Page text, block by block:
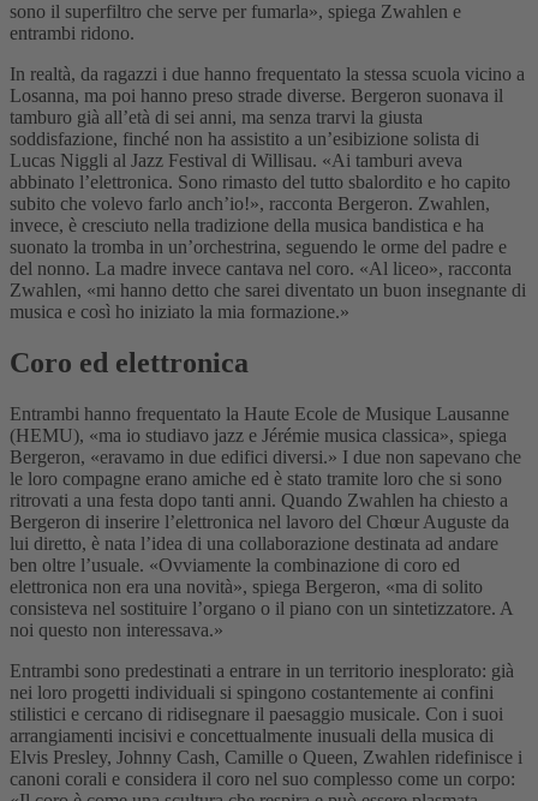
sono il superfiltro che serve per fumarla», spiega Zwahlen e
entrambi ridono.
In realtà, da ragazzi i due hanno frequentato la stessa scuola vicino a
Losanna, ma poi hanno preso strade diverse. Bergeron suonava il
tamburo già all’età di sei anni, ma senza trarvi la giusta
soddisfazione, finché non ha assistito a un’esibizione solista di
Lucas Niggli al Jazz Festival di Willisau. «Ai tamburi aveva
abbinato l’elettronica. Sono rimasto del tutto sbalordito e ho capito
subito che volevo farlo anch’io!», racconta Bergeron. Zwahlen,
invece, è cresciuto nella tradizione della musica bandistica e ha
suonato la tromba in un’orchestrina, seguendo le orme del padre e
del nonno. La madre invece cantava nel coro. «Al liceo», racconta
Zwahlen, «mi hanno detto che sarei diventato un buon insegnante di
musica e così ho iniziato la mia formazione.»
Coro ed elettronica
Entrambi hanno frequentato la Haute Ecole de Musique Lausanne
(HEMU), «ma io studiavo jazz e Jérémie musica classica», spiega
Bergeron, «eravamo in due edifici diversi.» I due non sapevano che
le loro compagne erano amiche ed è stato tramite loro che si sono
ritrovati a una festa dopo tanti anni. Quando Zwahlen ha chiesto a
Bergeron di inserire l’elettronica nel lavoro del Chœur Auguste da
lui diretto, è nata l’idea di una collaborazione destinata ad andare
ben oltre l’usuale. «Ovviamente la combinazione di coro ed
elettronica non era una novità», spiega Bergeron, «ma di solito
consisteva nel sostituire l’organo o il piano con un sintetizzatore. A
noi questo non interessava.»
Entrambi sono predestinati a entrare in un territorio inesplorato: già
nei loro progetti individuali si spingono costantemente ai confini
stilistici e cercano di ridisegnare il paesaggio musicale. Con i suoi
arrangiamenti incisivi e concettualmente inusuali della musica di
Elvis Presley, Johnny Cash, Camille o Queen, Zwahlen ridefinisce i
canoni corali e considera il coro nel suo complesso come un corpo: